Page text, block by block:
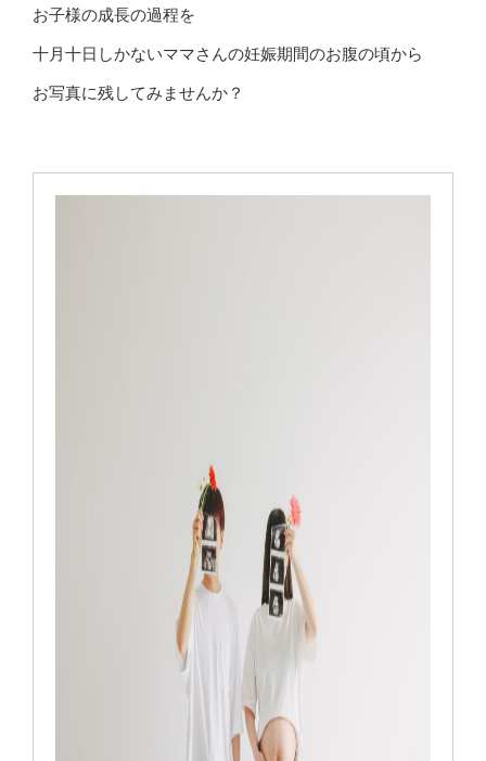
お子様の成長の過程を
十月十日しかないママさんの妊娠期間のお腹の頃から
お写真に残してみませんか？